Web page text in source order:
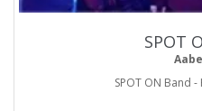
SPOT
SPOT ON Band